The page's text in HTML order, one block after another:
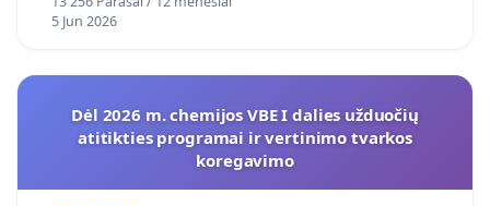
5 Jun 2026
Dėl 2026 m. chemijos VBE I dalies užduočių
atitikties programai ir vertinimo tvarkos
koregavimo